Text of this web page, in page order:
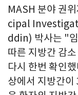
MASH 분야 권
cipal
ddin) 박사는 "임
따른 지방간 감
다시 한번 확인
상에서 지방간